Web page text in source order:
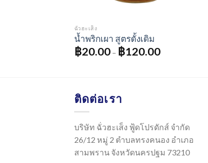
ฉั่วฮะเส็ง
น้ำพริกเผา สูตรดั้งเดิม
฿20.00– ฿120.00
ติดต่อเรา
บริษัท ฉั่วฮะเส็ง ฟู้ดโปรดักส์ จำกัด
26/12 หมู่ 2 ตำบลทรงคนอง อำเภอ
สามพราน จังหวัดนครปฐม 73210